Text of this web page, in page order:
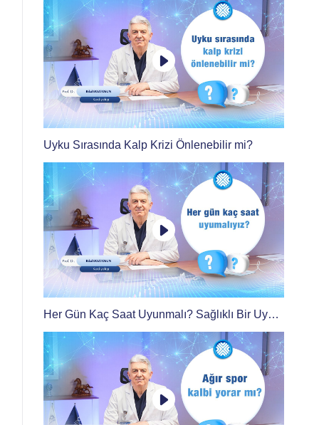
Uyku Sırasında Kalp Krizi Önlenebilir mi?
Her Gün Kaç Saat Uyunmalı? Sağlıklı Bir Uyku
için Ne Yapmalı?